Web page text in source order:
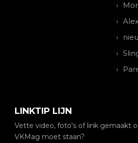
LINKTIP LIJN
Vette video, foto's of link gemaakt
VKMag moet staan?